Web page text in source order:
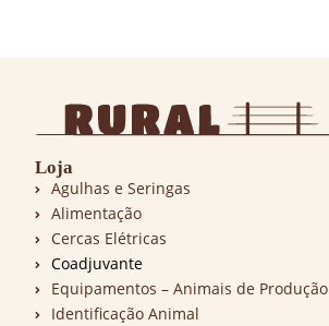
Loja
Agulhas e Seringas
Alimentação
Cercas Elétricas
Coadjuvante
Equipamentos – Animais de Produção
Identificação Animal